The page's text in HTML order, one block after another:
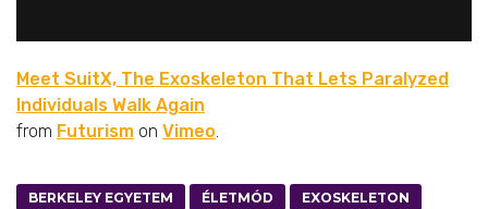
Meet SuitX, The Exoskeleton That Lets Paralyzed
Individuals Walk Again
from Futurism on Vimeo
BERKELEY EGYETEM ÉLETMÓD EXOSKELETON